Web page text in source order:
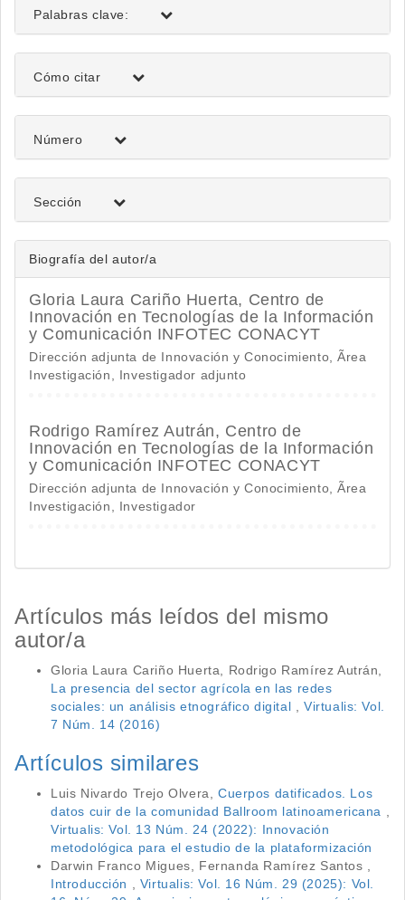
Palabras clave:
Detalles
del
artículo
Cómo citar
Número
Sección
Biografía del autor/a
Gloria Laura Cariño Huerta, Centro de
Innovación en Tecnologías de la Información
y Comunicación INFOTEC CONACYT
Dirección adjunta de Innovación y Conocimiento, Ãrea
Investigación, Investigador adjunto
Rodrigo Ramírez Autrán, Centro de
Innovación en Tecnologías de la Información
y Comunicación INFOTEC CONACYT
Dirección adjunta de Innovación y Conocimiento, Ãrea
Investigación, Investigador
Artículos más leídos del mismo
autor/a
Gloria Laura Cariño Huerta, Rodrigo Ramírez Autrán,
La presencia del sector agrícola en las redes
sociales: un análisis etnográfico digital
Virtualis: Vol.
7 Núm. 14 (2016)
Artículos similares
Luis Nivardo Trejo Olvera, Cuerpos datificados. Los
datos cuir de la comunidad Ballroom latinoamericana
Virtualis: Vol. 13 Núm. 24 (2022): Innovación
metodológica para el estudio de la plataformización
Darwin Franco Migues, Fernanda Ramírez Santos ,
Introducción
Virtualis: Vol. 16 Núm. 29 (2025): Vol.